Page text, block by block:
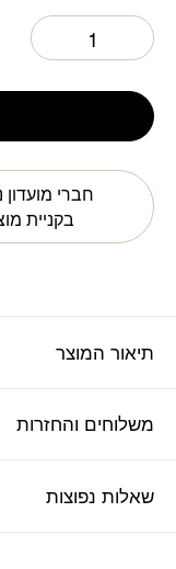
חברי
בקניית
תיאור המוצר
משלוחים והחזרות
שאלות נפוצות